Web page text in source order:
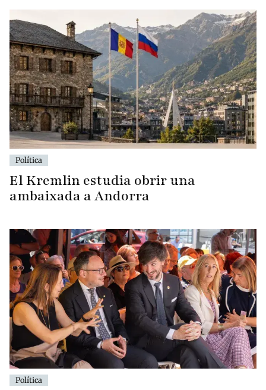
Política
El Kremlin estudia obrir una
ambaixada a Andorra
Política